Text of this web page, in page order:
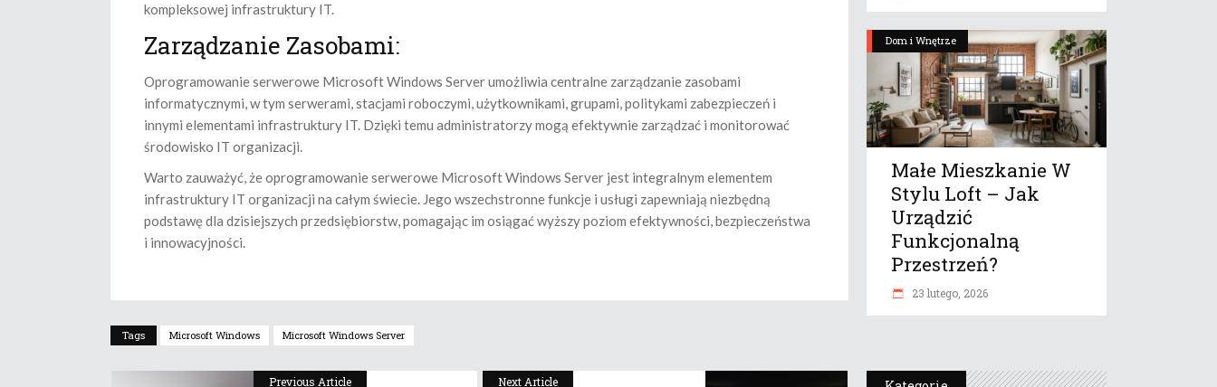
kompleksowej infrastruktury IT.
Zarządzanie Zasobami:
Oprogramowanie serwerowe Microsoft Windows Server umożliwia centralne zarządzanie zasobami
informatycznymi, w tym serwerami, stacjami roboczymi, użytkownikami, grupami, politykami zabezpieczeń i
innymi elementami infrastruktury IT. Dzięki temu administratorzy mogą efektywnie zarządzać i monitorować
środowisko IT organizacji.
Warto zauważyć, że oprogramowanie serwerowe Microsoft Windows Server jest integralnym elementem
infrastruktury IT organizacji na całym świecie. Jego wszechstronne funkcje i usługi zapewniają niezbędną
podstawę dla dzisiejszych przedsiębiorstw, pomagając im osiągać wyższy poziom efektywności, bezpieczeństwa
i innowacyjności.
Tags Microsoft Windows Microsoft Windows Server
Previous Article Next Article
Dom i Wnętrze
Małe Mieszkanie W
Stylu Loft – Jak
Urządzić
Funkcjonalną
Przestrzeń?
23 lutego, 2026